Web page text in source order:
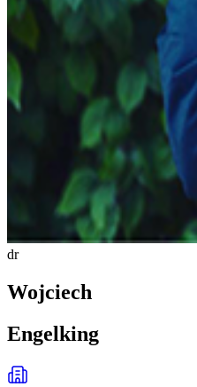
dr
Wojciech
Engelking